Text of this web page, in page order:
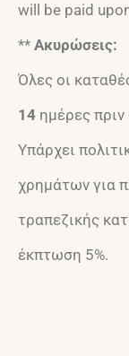
will be paid
** Ακυρώσεις:
Όλες οι
14 ημέρες
Υπάρχει
χρημάτων για
τραπεζικής
έκπτωση 5%.